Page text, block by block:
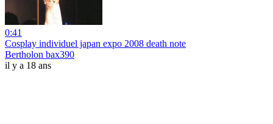
0:41
Cosplay individuel japan expo 2008 death note
Bertholon bax390
il y a 18 ans